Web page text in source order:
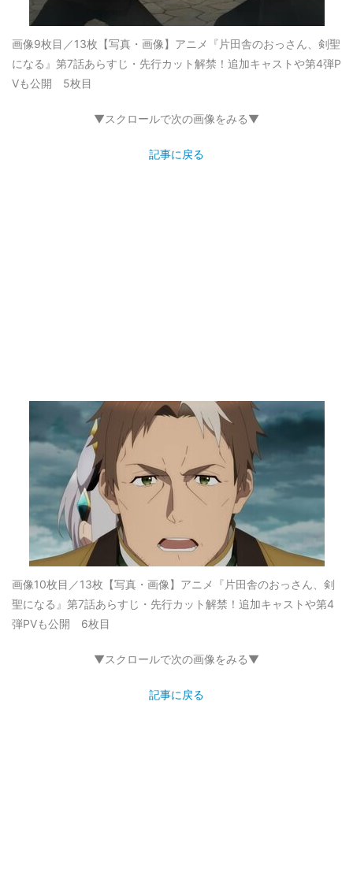
画像9枚目／13枚 【写真・画像】アニメ『片田舎のおっさん、剣聖
になる』第7話あらすじ・先行カット解禁！追加キャストや第4弾P
Vも公開 5枚目
▼スクロールで次の画像をみる▼
記事に戻る
画像10枚目／13枚 【写真・画像】アニメ『片田舎のおっさん、剣
聖になる』第7話あらすじ・先行カット解禁！追加キャストや第4
弾PVも公開 6枚目
▼スクロールで次の画像をみる▼
記事に戻る